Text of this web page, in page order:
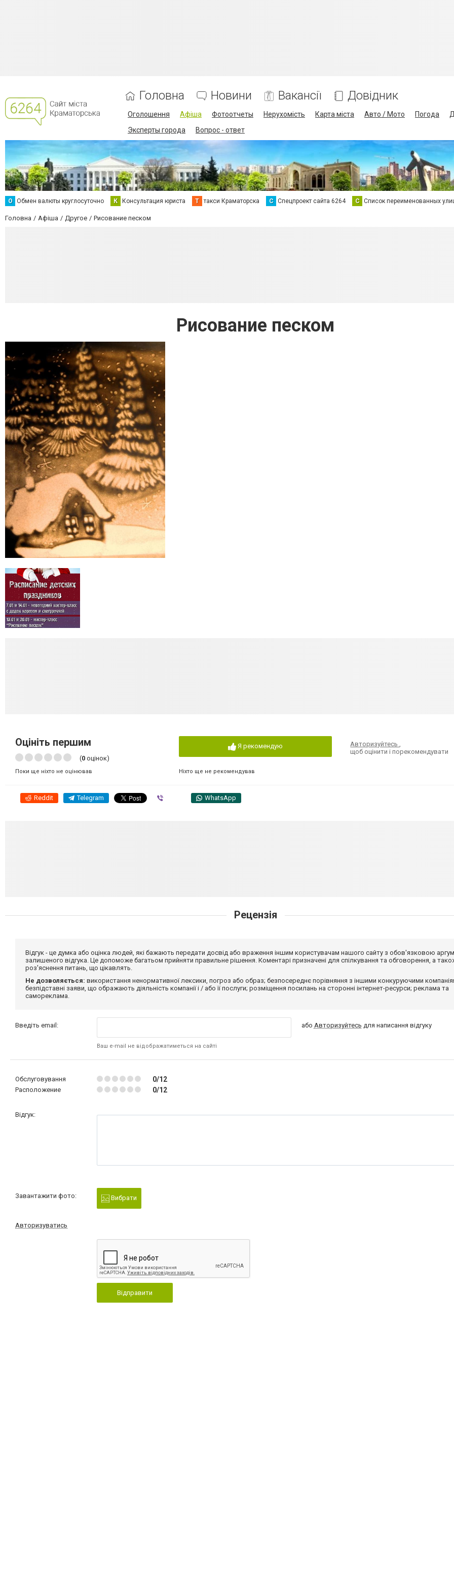
Головна Новини Вакансії Довідник
Оголошення Афіша Фотоотчеты Нерухомість Карта міста Авто / Мото Погода
Эксперты города
Вопрос - ответ
О Обмен валюты круглосуточно К Консультация юриста Т такси Краматорска С Спецпроект сайта 6264 С Список переименованных
Головна Афіша Другое Рисование песком
Рисование песком
Оцініть першим
(0 оцінок)
Поки ще ніхто не оцінював
Я рекомендую
Ніхто ще не рекомендував
Авторизуйтесь
щоб оцінити і порекомендувати
Reddit Telegram WhatsApp
Рецензія
Відгук - це думка або оцінка людей, які бажають передати досвід або враження іншим користувачам нашого сайту з обов'язковою
залишеного відгука. Це допоможе багатьом прийняти правильне рішення. Коментарі призначені для спілкування та обговорення, а
роз'яснення питань, що цікавлять.
Не дозволяється: використання ненормативної лексики, погроз або образ; безпосереднє порівняння з іншими конкуруючими
безпідставні заяви, що ображають діяльність компанії і / або її послуги; розміщення посилань на сторонні інтернет-ресурси; реклама та
самореклама.
Введіть email:
Ваш e-mail не відображатиметься на сайті
або Авторизуйтесь для написання відгуку
Обслуговування 0/12
Расположение 0/12
Відгук:
Завантажити фото: Вибрати
Авторизуватись
Відправити